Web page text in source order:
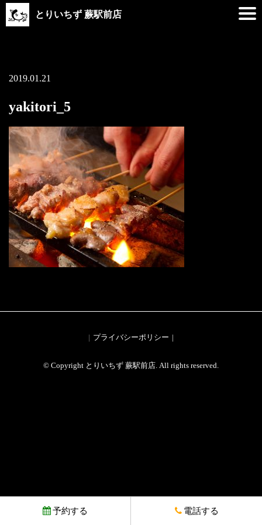
とりいちず 蕨駅前店
2019.01.21
yakitori_5
プライバシーポリシー
© Copyright とりいちず 蕨駅前店. All rights reserved.
予約する 電話する